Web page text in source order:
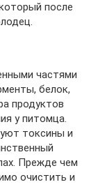
после
частями
белок,
продуктов
у питомца.
токсины и
Прежде чем
очистить и